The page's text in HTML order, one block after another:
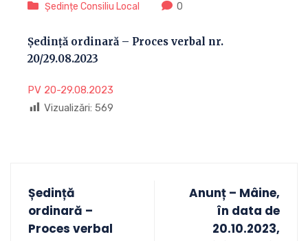
Ședințe Consiliu Local
0
Ședință ordinară – Proces verbal nr.
20/29.08.2023
PV 20-29.08.2023
Vizualizări: 569
Ședință
ordinară –
Proces verbal
Anunț – Mâine,
în data de
20.10.2023,